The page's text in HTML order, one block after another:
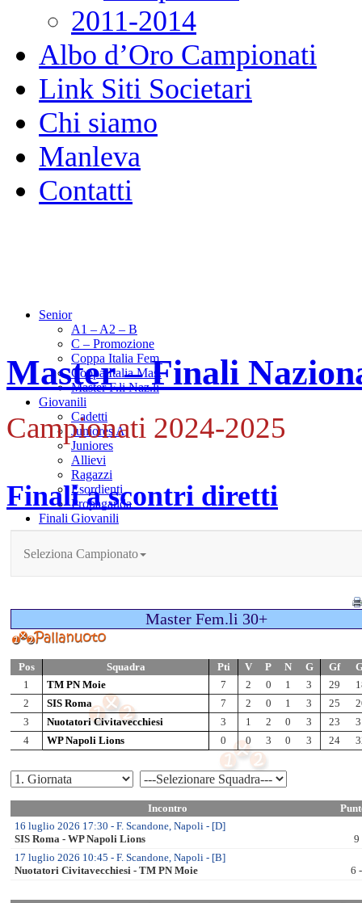
2011-2014
Albo d’Oro Campionati
Link Siti Societari
Chi siamo
Manleva
Contatti
Senior
A1 – A2 – B
C – Promozione
Coppa Italia Fem.
Coppa Italia Mas.
Master F.li Naz.li
Giovanili
Cadetti
Juniores A
Juniores
Allievi
Ragazzi
Esordienti
Propaganda
Finali Giovanili
Cadetti
Cad Fem – SF
Cad Fem – F.li
Cad Mas – F.li
Jun Fem – F.li
Jun A Mas – SF
Jun B Mas – SF
Jun B Mas – F.li
Allievi
All Fem – SF
All Fem – F.li
All A-B Mas – OF
All A Mas – QF
All A Mas – F.li
All B Mas – SF
All B Mas – F.li
All C Mas – SF
All C Mas – F.li
Ragazzi
Master – Finali
Campionati 2024-2025
Finali a scontri diretti